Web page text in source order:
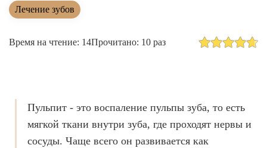
Лечение пульпита и периодонтита
Установка брекетов
Элайнеры
Лечение зубов
Время на чтение: 14Прочитано: 10 раз
Пульпит - это воспаление пульпы зуба, то есть
мягкой ткани внутри зуба, где проходят нервы и
сосуды. Чаще всего он развивается как